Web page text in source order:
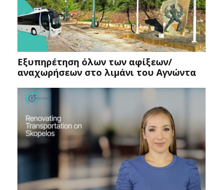
Εξυπηρέτηση όλων των αφίξεων/
αναχωρήσεων στο λιμάνι του Αγνώντα